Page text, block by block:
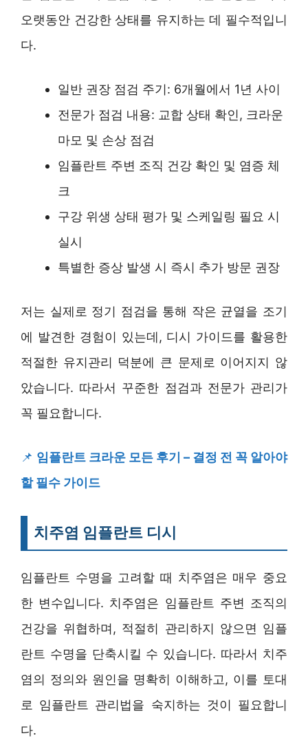
오랫동안 건강한 상태를 유지하는 데 필수적입니
다.
일반 권장 점검 주기: 6개월에서 1년 사이
전문가 점검 내용: 교합 상태 확인, 크라운
마모 및 손상 점검
임플란트 주변 조직 건강 확인 및 염증 체
크
구강 위생 상태 평가 및 스케일링 필요 시
실시
특별한 증상 발생 시 즉시 추가 방문 권장
저는 실제로 정기 점검을 통해 작은 균열을 조기
에 발견한 경험이 있는데, 디시 가이드를 활용한
적절한 유지관리 덕분에 큰 문제로 이어지지 않
았습니다. 따라서 꾸준한 점검과 전문가 관리가
꼭 필요합니다.
📌 임플란트 크라운 모든 후기 – 결정 전 꼭 알아야
할 필수 가이드
치주염 임플란트 디시
임플란트 수명을 고려할 때 치주염은 매우 중요
한 변수입니다. 치주염은 임플란트 주변 조직의
건강을 위협하며, 적절히 관리하지 않으면 임플
란트 수명을 단축시킬 수 있습니다. 따라서 치주
염의 정의와 원인을 명확히 이해하고, 이를 토대
로 임플란트 관리법을 숙지하는 것이 필요합니
다.